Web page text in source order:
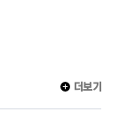
더보기